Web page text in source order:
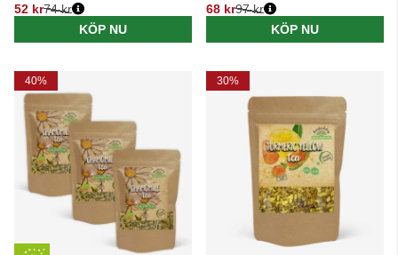
52 kr
Ordinarie pris:
74 kr
KÖP NU
68 kr
Ordinarie pris:
97 kr
KÖP NU
40% 30%